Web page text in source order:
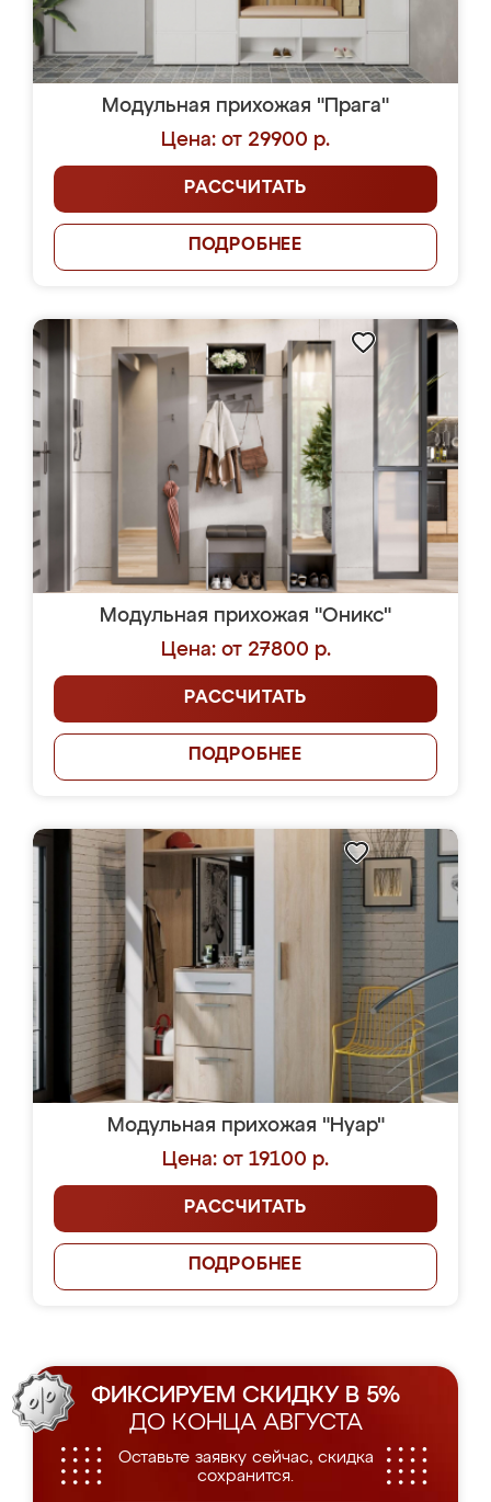
Модульная прихожая "Прага"
Цена: от 29900 р.
РАССЧИТАТЬ
ПОДРОБНЕЕ
Модульная прихожая "Оникс"
Цена: от 27800 р.
РАССЧИТАТЬ
ПОДРОБНЕЕ
Модульная прихожая "Нуар"
Цена: от 19100 р.
РАССЧИТАТЬ
ПОДРОБНЕЕ
ФИКСИРУЕМ СКИДКУ В 5%
ДО КОНЦА АВГУСТА
Оставьте заявку сейчас, скидка
сохранится.